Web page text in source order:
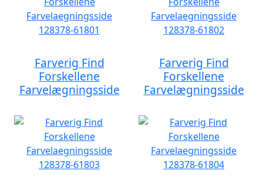
Farverig Find
Forskellene
Farvelægningsside
Farverig Find
Forskellene
Farvelægningsside